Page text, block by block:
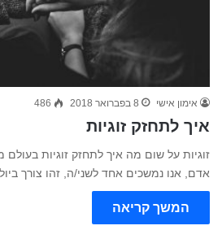
אימון אישי 8 בפברואר 2018 486
איך לתחזק זוגיות
זוגיות על שום מה איך לתחזק זוגיות בעולם
אדם, אנו נמשכים אחד לשני/ה, זהו צורך
המשך קריאה